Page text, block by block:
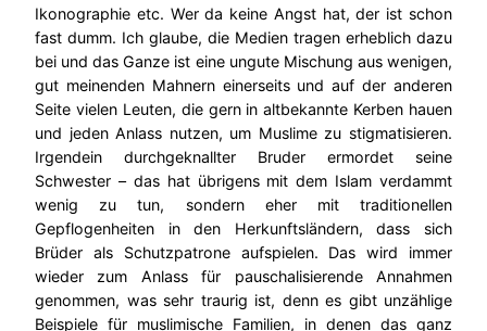
Ikonographie etc. Wer da keine Angst hat, der ist schon
fast dumm. Ich glaube, die Medien tragen erheblich dazu
bei und das Ganze ist eine ungute Mischung aus wenigen,
gut meinenden Mahnern einerseits und auf der anderen
Seite vielen Leuten, die gern in altbekannte Kerben hauen
und jeden Anlass nutzen, um Muslime zu stigmatisieren.
Irgendein durchgeknallter Bruder ermordet seine
Schwester – das hat übrigens mit dem Islam verdammt
wenig zu tun, sondern eher mit traditionellen
Gepflogenheiten in den Herkunftsländern, dass sich
Brüder als Schutzpatrone aufspielen. Das wird immer
wieder zum Anlass für pauschalisierende Annahmen
genommen, was sehr traurig ist, denn es gibt unzählige
Beispiele für muslimische Familien, in denen das ganz